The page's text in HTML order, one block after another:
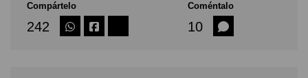
Compártelo
242
Coméntalo
10